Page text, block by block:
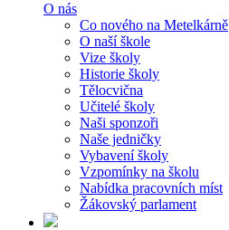
O nás
Co nového na Metelkárně
O naší škole
Vize školy
Historie školy
Tělocvična
Učitelé školy
Naši sponzoři
Naše jedničky
Vybavení školy
Vzpomínky na školu
Nabídka pracovních míst
Žákovský parlament